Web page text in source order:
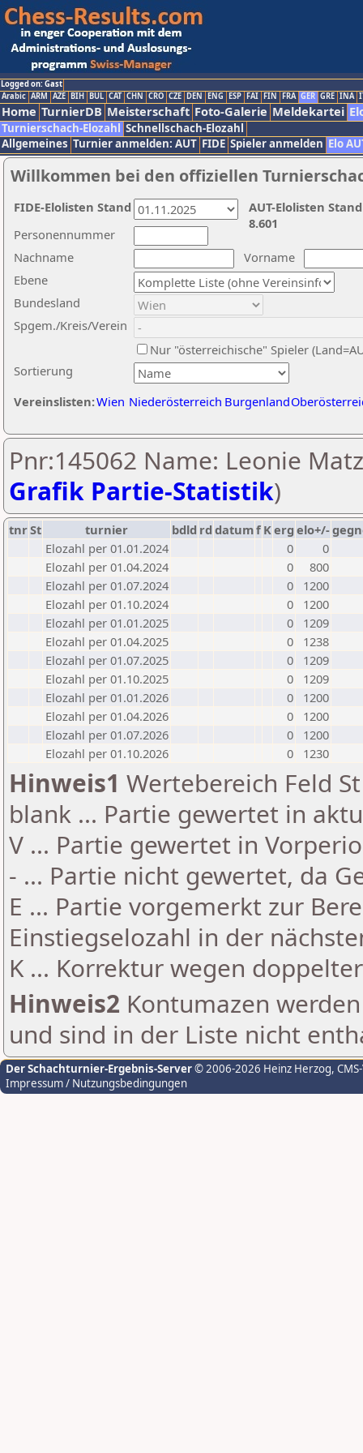
Logged on: Gast
Arabic ARM AZE BIH BUL CAT CHN CRO CZE DEN ENG ESP FAI FIN FRA GER GRE INA
Home TurnierDB Meisterschaft Foto-Galerie Meldekartei
Turnierschach-Elozahl Schnellschach-Elozahl
Allgemeines Turnier anmelden: AUT FIDE Spieler anmelden Elo
Willkommen bei den offiziellen
Nachname
Vorname
Ebene
Sortierung
Personennummer
Bundesland
Spgem./Kreis/Verein
Nur "österreichische" Spieler
Vereinslisten:Wien Niederösterreich Burgenland
AUT-Elolisten
8.601
FIDE-Elolisten Stand
Pnr:145062 Name: Leonie
Grafik Partie-Statistik)
tnrSt turnier bdld rd datumf Kerg elo+/-
Elozahl per 01.01.2024
0
0
Elozahl per 01.04.2024
0
800
Elozahl per 01.07.2024
0
1200
Elozahl per 01.10.2024
0
1200
Elozahl per 01.01.2025
0
1209
Elozahl per 01.04.2025
0
1238
Elozahl per 01.07.2025
0
1209
Elozahl per 01.10.2025
0
1209
Elozahl per 01.01.2026
0
1200
Elozahl per 01.04.2026
0
1200
Elozahl per 01.07.2026
0
1200
Elozahl per 01.10.2026
0 1230
Hinweis1 Wertebereich Feld
blank ... Partie gewertet in
V ... Partie gewertet in
- ... Partie nicht gewertet, da
E ... Partie vorgemerkt zur
Einstiegselozahl in der
K ... Korrektur wegen
Hinweis2 Kontumazen
und sind in der Liste nicht
Der Schachturnier-Ergebnis-Server© 2006-2026 Heinz Herzog,
Impressum / Nutzungsbedingungen